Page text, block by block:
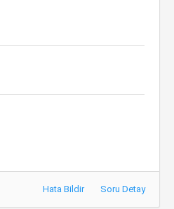
Hata Bildir Soru Detay